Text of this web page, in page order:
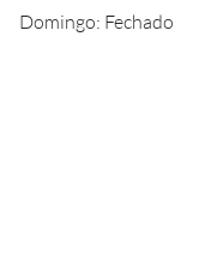
Domingo: Fechado